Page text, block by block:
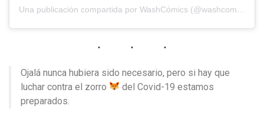
Ojalá nunca hubiera sido necesario, pero si hay que
luchar contra el zorro
del Covid-19 estamos
preparados.